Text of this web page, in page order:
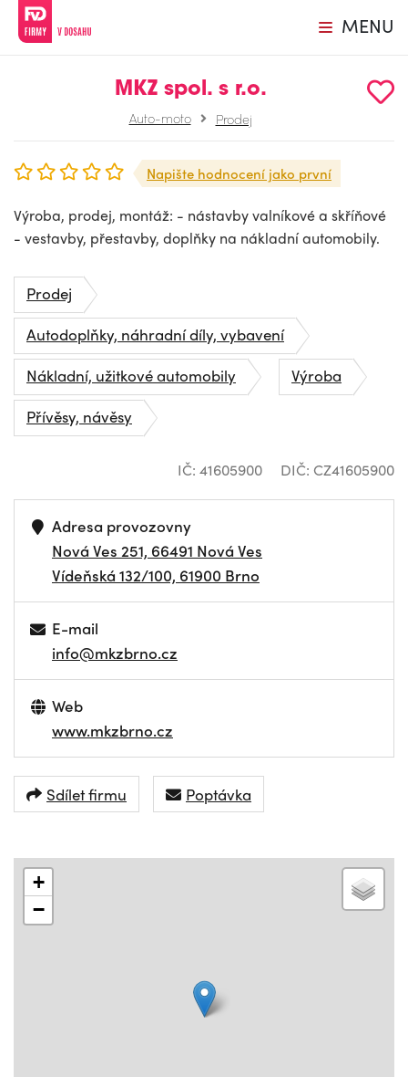
MENU
MKZ spol. s r.o.
Auto-moto Prodej
Napište hodnocení jako první
Výroba, prodej, montáž: - nástavby valníkové a skříňové
- vestavby, přestavby, doplňky na nákladní automobily.
Prodej
Autodoplňky, náhradní díly, vybavení
Nákladní, užitkové automobily
Výroba
Přívěsy, návěsy
IČ: 41605900 DIČ: CZ41605900
Adresa provozovny
Nová Ves 251, 66491 Nová Ves
Vídeňská 132/100, 61900 Brno
E-mail
info@mkzbrno.cz
Web
www.mkzbrno.cz
Sdílet firmu Poptávka
+
−